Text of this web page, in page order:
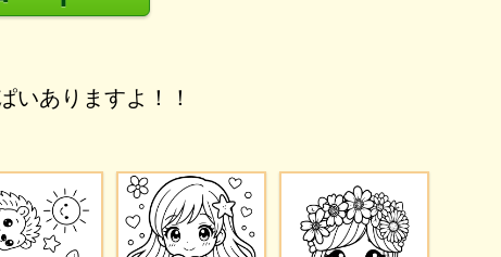
いありますよ！！